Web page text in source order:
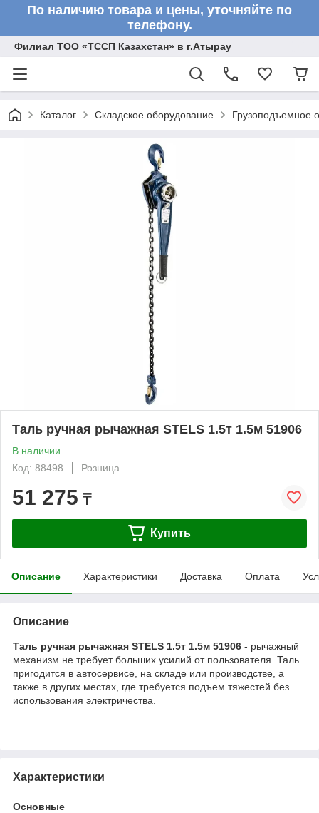
По наличию товара и цены, уточняйте по
телефону.
Филиал ТОО «ТССП Казахстан» в г.Атырау
Каталог Складское оборудование Грузоподъемное
Таль ручная рычажная STELS 1.5т 1.5м 51906
В наличии
Код: 88498
Розница
51 275 ₸
Купить
Описание Характеристики Доставка Оплата
Описание
Таль ручная рычажная STELS 1.5т 1.5м 51906 - рычажный
механизм не требует больших усилий от пользователя. Таль
пригодится в автосервисе, на складе или производстве, а
также в других местах, где требуется подъем тяжестей без
использования электричества.
Характеристики
Основные